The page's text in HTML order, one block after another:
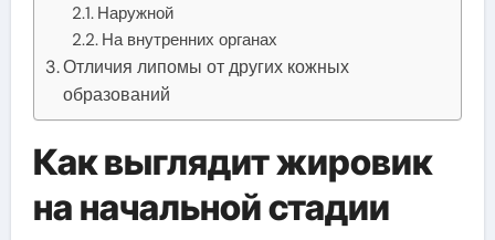
Наружной
На внутренних органах
Отличия липомы от других кожных
образований
Как выглядит жировик
на начальной стадии